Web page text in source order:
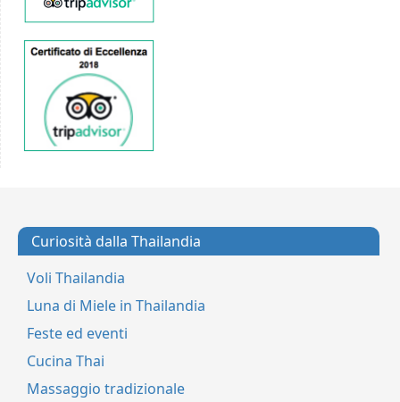
Curiosità dalla Thailandia
Voli Thailandia
Luna di Miele in Thailandia
Feste ed eventi
Cucina Thai
Massaggio tradizionale